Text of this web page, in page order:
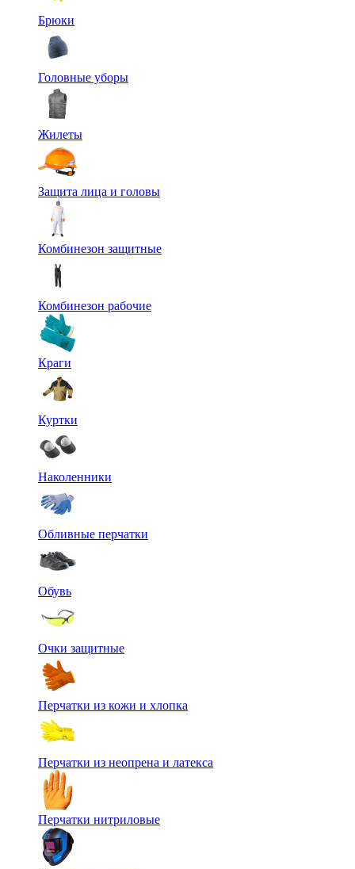
Брюки
Головные уборы
Жилеты
Защита лица и головы
Комбинезон защитные
Комбинезон рабочие
Краги
Куртки
Наколенники
Обливные перчатки
Обувь
Очки защитные
Перчатки из кожи и хлопка
Перчатки из неопрена и латекса
Перчатки нитриловые